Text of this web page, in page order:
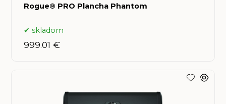
Rogue® PRO Plancha Phantom
skladom
999.01 €